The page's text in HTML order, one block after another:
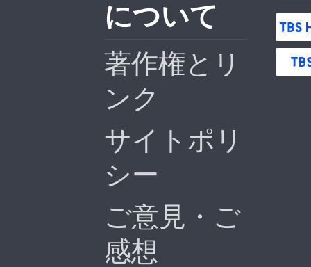
について
著作権とリ
ンク
サイトポリ
シー
ご意見・ご
感想